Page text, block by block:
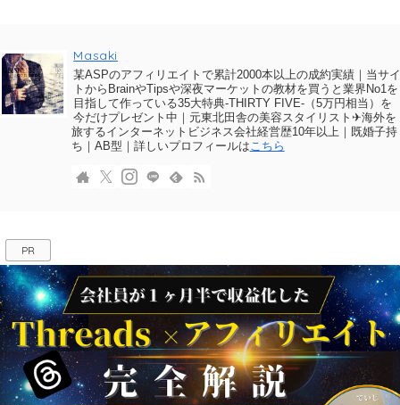
Masaki
某ASPのアフィリエイトで累計2000本以上の成約実績｜当サ
トからBrainやTipsや深夜マーケットの教材を買うと業界No1を
目指して作っている35大特典-THIRTY FIVE-（5万円相当）を
今だけプレゼント中｜元東北田舎の美容スタイリスト✈海外を
旅するインターネットビジネス会社経営歴10年以上｜既婚子持
ち｜AB型｜詳しいプロフィールはこちら
PR